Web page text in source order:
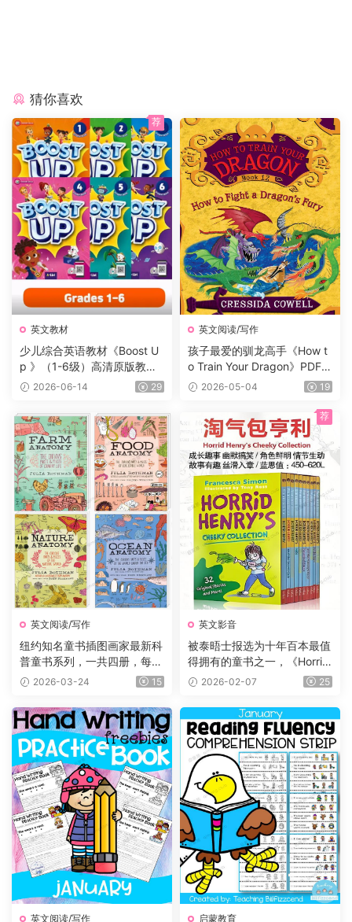
猜你喜欢
英文教材
少儿综合英语教材《Boost U
p 》（1-6级）高清原版教
材，学生书+课本答案试题
2026-06-14 29
荐
英文阅读/写作
孩子最爱的驯龙高手《How t
o Train Your Dragon》PDF书
籍12册+电子书及音频+3册漫
2026-05-04 19
英文阅读/写作
纽约知名童书插图画家最新科
普童书系列，一共四册，每册
225页，自然+海洋+食物+农
有趣，特别适合小朋友们阅
读。
2026-03-24 15
英文影音
被泰晤士报选为十年百本最值
得拥有的童书之一，《Horrid
Henry 》淘气包亨利系列，P
集、电影、练习等
2026-02-07 25
荐
英文阅读/写作 启蒙教育